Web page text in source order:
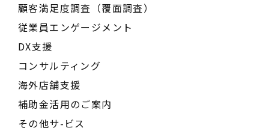
顧客満足度調査（覆面調査）
従業員エンゲージメント
DX支援
コンサルティング
海外店舗支援
補助金活用のご案内
その他サ-ビス